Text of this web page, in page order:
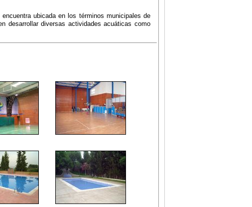
ubicada en los términos municipales de
desarrollar diversas actividades acuáticas como